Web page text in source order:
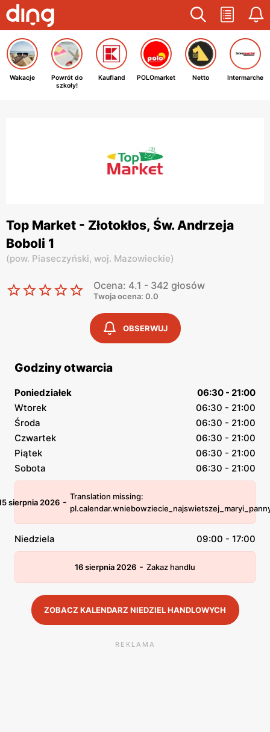
Wakacje
Powrót do
szkoły!
Kaufland POLOmarket Netto Intermarche
Top Market - Złotokłos, Św. Andrzeja
Boboli 1
(pow. Piaseczyński, woj. Mazowieckie)
Ocena: 4.1 - 342 głosów
Twoja ocena: 0.0
OBSERWUJ
Godziny otwarcia
Poniedziałek
06:30 - 21:00
Wtorek
06:30 - 21:00
Środa
06:30 - 21:00
Czwartek
06:30 - 21:00
Piątek
06:30 - 21:00
Sobota
06:30 - 21:00
sierpnia 2026 - Translation missing:
Niedziela 09:00 - 17:00
16 sierpnia 2026 - Zakaz handlu
ZOBACZ KALENDARZ NIEDZIEL HANDLOWYCH
REKLAMA